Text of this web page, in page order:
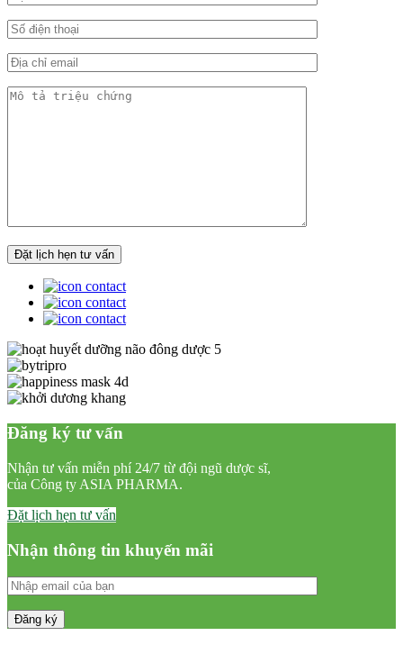
Đăng ký tư vấn
Nhận tư vấn miễn phí 24/7 từ đội ngũ dược sĩ,
của Công ty ASIA PHARMA.
Đặt lịch hẹn tư vấn
Nhận thông tin khuyến mãi